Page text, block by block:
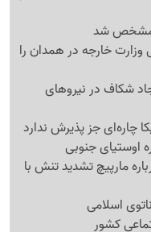
مشخص شد
خارجه در همدان را
شکاف در نیروهای
چاره‌ای جز پذیرش ندارد
مارپیچ تشدید تنش با
اسلامی